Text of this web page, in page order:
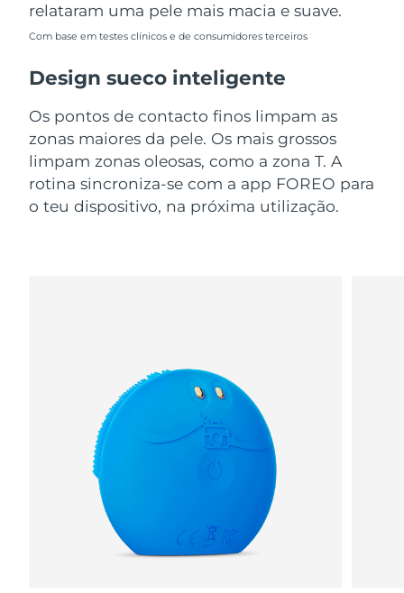
relataram uma pele mais macia e suave.
Com base em testes clínicos e de consumidores terceiros
Design sueco inteligente
Os pontos de contacto finos limpam as
zonas maiores da pele. Os mais grossos
limpam zonas oleosas, como a zona T. A
rotina sincroniza-se com a app FOREO para
o teu dispositivo, na próxima utilização.